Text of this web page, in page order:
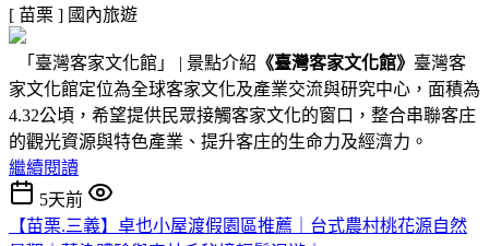
[ 苗栗 ] 國內旅遊
「臺灣客家文化館」 | 景點介紹 《臺灣客家文化館》 臺灣客
家文化館定位為全球客家文化及產業交流與研究中心，面積為
4.32公頃，希望提供民眾接觸客家文化的窗口，整合串聯客庄
的觀光資源與特色產業、提升客庄的生命力及經濟力。
繼續閱讀
5天前
【苗栗.三義】卓也小屋渡假園區推薦｜台式農村桃花源自然